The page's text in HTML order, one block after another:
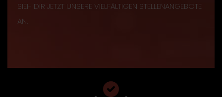
SIEH DIR JETZT UNSERE VIELFÄLTIGEN STELLENANGEBOTE
AN.